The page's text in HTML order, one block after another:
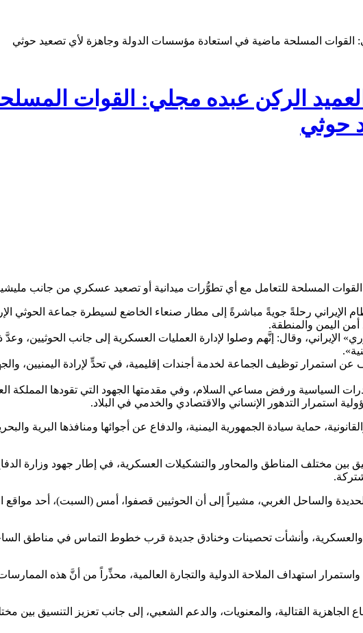
القوات المسلحة ماضية في استعادة مؤسسات الدولة وجاهزة لأي تصعيد حوثي
الركن عبده مجلي: القوات
حوثي
المسلحة للتعامل مع أي تطوُّرات ميدانية أو تصعيد عسكري من جانب مليشيا
رحلةً جويةً مباشرةً إلى مطار صنعاء الخاضع لسيطرة جماعة الحوثي
أمن اليمن والمنطقة.
الإيراني، وقال: إنَّهم وصلوا لإدارة العمليات العسكرية إلى جانب الحوثيين،
توظيف الجماعة لخدمة أجندات إقليمية، في تحدٍّ لإرادة اليمنيين،
السياسية ورفض مساعي السلام، وفي مقدمتها الجهود التي تقودها المملكة
استمرار التدهور الإنساني والاقتصادي والخدمي في البلاد.
حماية سيادة الجمهورية اليمنية، والدفاع عن أجوائها ومنافذها البرية
مختلف المناطق والمحاور والتشكيلات العسكرية، في إطار جهود وزارة الدفاع
والساحل الغربي، مشيراً إلى أن الحوثيين قصفوا، أمس (السبت)، أحد
والعسكرية، وأنشأت تحصينات وخنادق جديدة قرب خطوط التماس في مناطق
واستمرار استهداف الملاحة الدولية والتجارة العالمية، محذِّراً من أنَّ هذه
القتالية، والمعنويات، والدعم الشعبي، إلى جانب تعزيز التنسيق بين